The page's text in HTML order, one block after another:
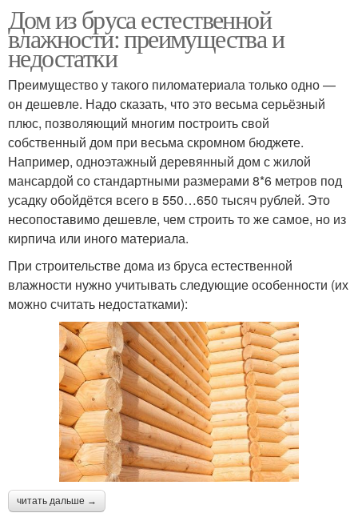
Дом из бруса естественной
влажности: преимущества и
недостатки
Преимущество у такого пиломатериала только одно —
он дешевле. Надо сказать, что это весьма серьёзный
плюс, позволяющий многим построить свой
собственный дом при весьма скромном бюджете.
Например, одноэтажный деревянный дом с жилой
мансардой со стандартными размерами 8*6 метров под
усадку обойдётся всего в 550…650 тысяч рублей. Это
несопоставимо дешевле, чем строить то же самое, но из
кирпича или иного материала.
При строительстве дома из бруса естественной
влажности нужно учитывать следующие особенности (их
можно считать недостатками):
читать дальше →